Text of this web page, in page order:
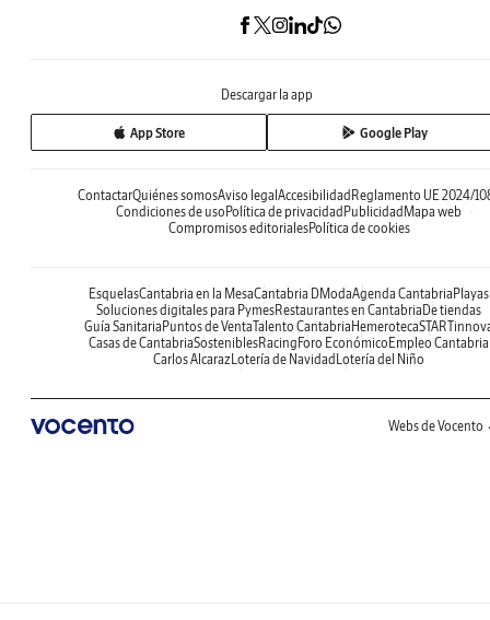
Descargar la app
App Store Google Play
ContactarQuiénes somosAviso legal Accesibilidad Reglamento UE 2024/
Condiciones de uso Política de privacidad Publicidad Mapa web
Compromisos editorialesPolítica de cookies
EsquelasCantabria en la MesaCantabria DModaAgenda Cantabria Playas
Soluciones digitales para PymesRestaurantes en Cantabria De tiendas
Guía Sanitaria Puntos de VentaTalento Cantabria Hemeroteca
Casas de CantabriaSosteniblesRacing Foro Económico Empleo Cantabria
Carlos AlcarazLotería de Navidad Lotería del Niño
Webs de Vocento